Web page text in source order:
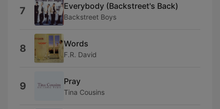
7 Everybody (Backstreet's Back)
Backstreet Boys
8 Words
F.R. David
9 Pray
Tina Cousins